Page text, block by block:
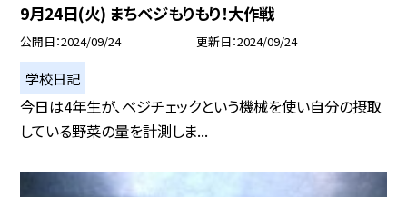
9月24日(火) まちベジもりもり！大作戦
公開日 2024/09/24 更新日 2024/09/24
学校日記
今日は4年生が、ベジチェックという機械を使い自分の摂取
している野菜の量を計測しま...